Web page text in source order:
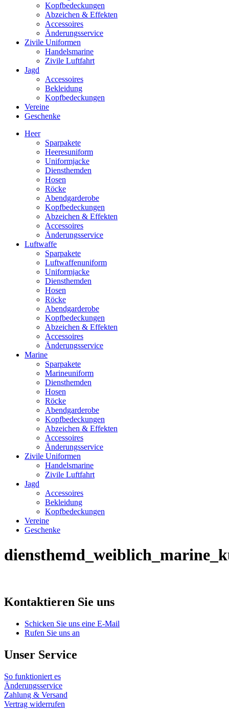
Kopfbedeckungen
Abzeichen & Effekten
Accessoires
Änderungsservice
Zivile Uniformen
Handelsmarine
Zivile Luftfahrt
Jagd
Accessoires
Bekleidung
Kopfbedeckungen
Vereine
Geschenke
Heer
Sparpakete
Heeresuniform
Uniformjacke
Diensthemden
Hosen
Röcke
Abendgarderobe
Kopfbedeckungen
Abzeichen & Effekten
Accessoires
Änderungsservice
Luftwaffe
Sparpakete
Luftwaffenuniform
Uniformjacke
Diensthemden
Hosen
Röcke
Abendgarderobe
Kopfbedeckungen
Abzeichen & Effekten
Accessoires
Änderungsservice
Marine
Sparpakete
Marineuniform
Diensthemden
Hosen
Röcke
Abendgarderobe
Kopfbedeckungen
Abzeichen & Effekten
Accessoires
Änderungsservice
Zivile Uniformen
Handelsmarine
Zivile Luftfahrt
Jagd
Accessoires
Bekleidung
Kopfbedeckungen
Vereine
Geschenke
Kontaktieren Sie uns
Schicken Sie uns eine E-Mail
Rufen Sie uns an
Unser Service
So funktioniert es
Änderungsservice
Zahlung & Versand
Vertrag widerrufen